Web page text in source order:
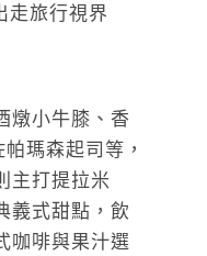
燉小牛膝、香
瑪森起司等，
主打提拉米
義式甜點，飲
咖啡與果汁選